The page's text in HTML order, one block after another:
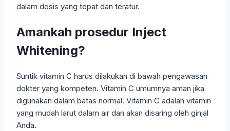
dalam dosis yang tepat dan teratur.
Amankah prosedur Inject
Whitening?
Suntik vitamin C harus dilakukan di bawah pengawasan
dokter yang kompeten. Vitamin C umumnya aman jika
digunakan dalam batas normal. Vitamin C adalah vitamin
yang mudah larut dalam air dan akan disaring oleh ginjal
Anda.